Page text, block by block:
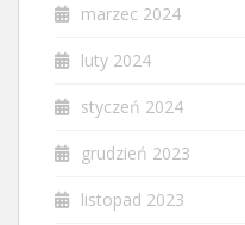
marzec 2024
luty 2024
styczeń 2024
grudzień 2023
listopad 2023